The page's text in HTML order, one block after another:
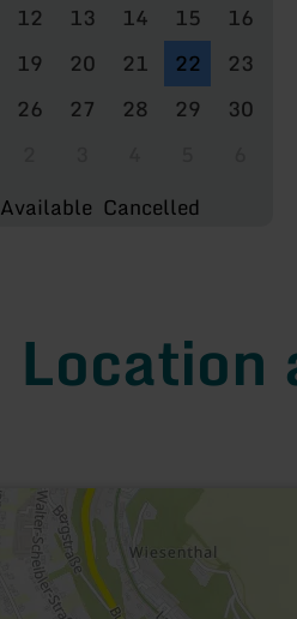
12 13 14 15
16
19 20 21 22
23
26 27 28 29
30
Available Cancelled
Location